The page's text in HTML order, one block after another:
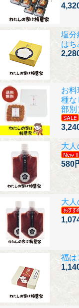
塩分
はち
お料
種な
部別
大
580
大
福は